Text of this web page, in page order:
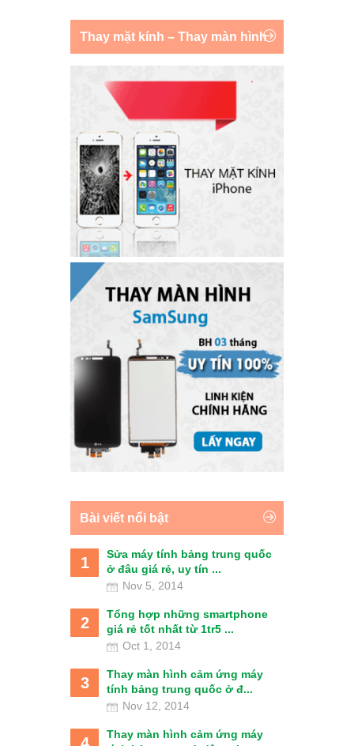
Thay mặt kính – Thay màn hình
Bài viết nổi bật
1
Sửa máy tính bảng trung quốc
ở đâu giá rẻ, uy tín ...
Nov 5, 2014
2
Tổng hợp những smartphone
giá rẻ tốt nhất từ 1tr5 ...
Oct 1, 2014
3
Thay màn hình cảm ứng máy
tính bảng trung quốc ở đ...
Nov 12, 2014
Thay màn hình cảm ứng máy